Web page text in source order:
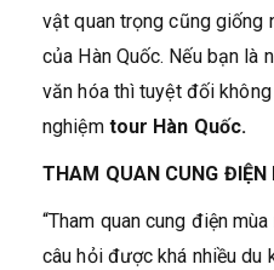
vật quan trọng cũng giống
của Hàn Quốc. Nếu bạn là
văn hóa thì tuyệt đối
nghiệmtour Hàn Quốc.
THAM QUAN CUNG
“Tham quan cung điện
câu hỏi được khá nhiều du